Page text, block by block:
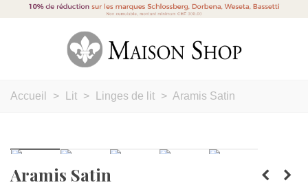
Accueil > Lit > Linges de lit > Aramis Satin
Aramis Satin